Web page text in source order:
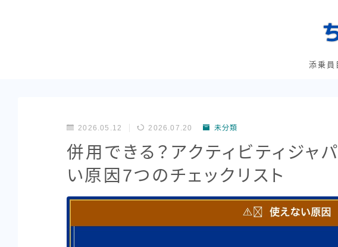
添乗員
2026.05.12 2026.07.20 未分類
併用できる？アクティビティジャ
い原因7つのチェックリスト